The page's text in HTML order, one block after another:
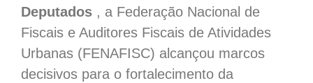
Deputados , a Federação Nacional de
Fiscais e Auditores Fiscais de Atividades
Urbanas (FENAFISC) alcançou marcos
decisivos para o fortalecimento da